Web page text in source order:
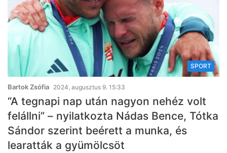
SPORT
Bartok Zsófia 2024, augusztus 9. 15:33
“A tegnapi nap után nagyon nehéz volt
felállni” – nyilatkozta Nádas Bence, Tótka
Sándor szerint beérett a munka, és
learatták a gyümölcsöt